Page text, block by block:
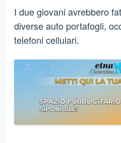
I due giovani avrebbero
diverse auto portafogli,
telefoni cellulari.